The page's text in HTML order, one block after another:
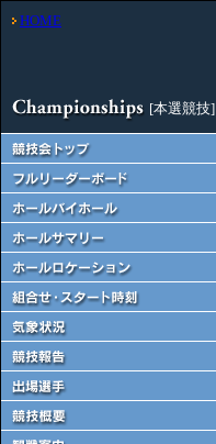
HOME
[本選競技]